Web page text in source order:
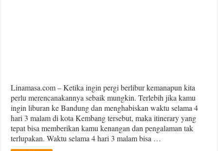
Linamasa.com – Ketika ingin pergi berlibur kemanapun kita
perlu merencanakannya sebaik mungkin. Terlebih jika kamu
ingin liburan ke Bandung dan menghabiskan waktu selama 4
hari 3 malam di kota Kembang tersebut, maka itinerary yang
tepat bisa memberikan kamu kenangan dan pengalaman tak
terlupakan. Waktu selama 4 hari 3 malam bisa …